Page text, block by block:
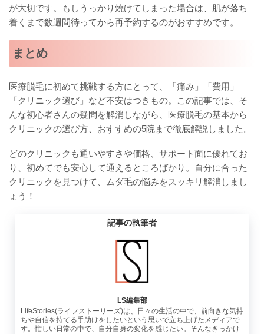
が大切です。もしうっかり焼けてしまった場合は、肌が落ち
着くまで数週間待ってから再予約するのがおすすめです。
まとめ
医療脱毛に初めて挑戦する方にとって、「痛み」「費用」
「クリニック選び」など不安はつきもの。この記事では、そ
んな初心者さんの疑問を解消しながら、医療脱毛の基本から
クリニックの選び方、おすすめの5院まで徹底解説しました。
どのクリニックも通いやすさや価格、サポート面に優れてお
り、初めてでも安心して通えるところばかり。自分に合った
クリニックを見つけて、ムダ毛の悩みをスッキリ解消しまし
ょう！
記事の執筆者
LS編集部
LifeStories(ライフストーリーズ)は、日々の生活の中で、前向きな気持
ちや自信を持てる手助けをしたいという思いで立ち上げたメディアで
す。忙しい日常の中で、自分自身の変化を感じたい。そんなきっかけ